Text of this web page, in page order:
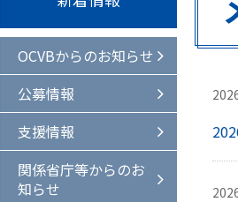
OCVBからのお知らせ
公募情報
支援情報
関係省庁等からのお
知らせ